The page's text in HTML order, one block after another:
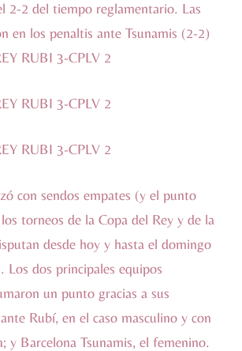
2-2 del tiempo reglamentario. Las
en los penaltis ante Tsunamis (2-2)
con sendos empates (y el punto
torneos de la Copa del Rey y de la
desde hoy y hasta el domingo
Los dos principales equipos
un punto gracias a sus
Rubí, en el caso masculino y con
y Barcelona Tsunamis, el femenino.